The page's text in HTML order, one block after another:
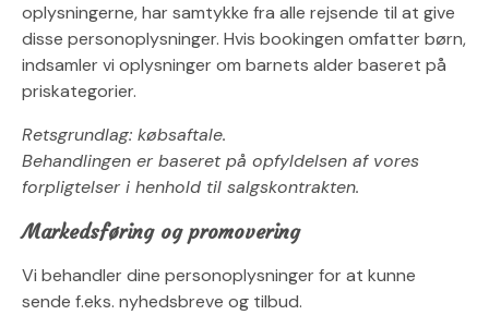
oplysningerne, har samtykke fra alle rejsende til at give
disse personoplysninger. Hvis bookingen omfatter børn,
indsamler vi oplysninger om barnets alder baseret på
priskategorier.
Retsgrundlag: købsaftale.
Behandlingen er baseret på opfyldelsen af vores
forpligtelser i henhold til salgskontrakten.
Markedsføring og promovering
Vi behandler dine personoplysninger for at kunne
sende f.eks. nyhedsbreve og tilbud.